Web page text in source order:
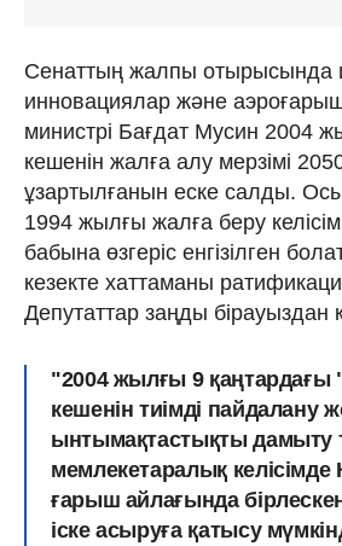
Сенаттың жалпы отырысында
инновациялар және аэроғарыш
министрі Бағдат Мусин 2004
кешенін жалға алу мерзімі
ұзартылғанын еске салды.
1994 жылғы жалға беру
бабына өзгеріс енгізілген
кезекте хаттаманы
Депутаттар заңды
"2004 жылғы 9
кешенін тиімді пайдалану
ынтымақтастықты дамыту
мемлекетаралық келісімде
ғарыш айлағында
іске асыруға қатысу